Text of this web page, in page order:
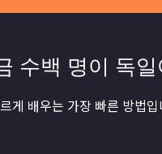
수백 명이 독
게 배우는 가장 빠른 방법